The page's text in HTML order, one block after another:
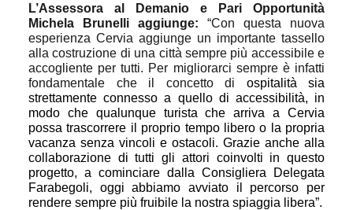
L’Assessora al Demanio e Pari Opportunità
Michela Brunelli aggiunge: “Con questa nuova
esperienza Cervia aggiunge un importante tassello
alla costruzione di una città sempre più accessibile e
accogliente per tutti. Per migliorarci sempre è infatti
fondamentale che il concetto di
ospitalità sia
strettamente connesso a quello di accessibilità, in
modo che qualunque turista che arriva a Cervia
possa trascorrere il proprio tempo libero o la propria
vacanza senza vincoli e ostacoli. Grazie anche alla
collaborazione di tutti gli attori coinvolti in questo
progetto, a cominciare dalla Consigliera Delegata
Farabegoli, oggi abbiamo avviato il percorso per
rendere sempre più fruibile la nostra spiaggia libera”.